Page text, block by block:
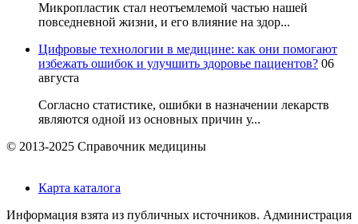
Микропластик стал неотъемлемой частью нашей
повседневной жизни, и его влияние на здор...
Цифровые технологии в медицине: как они помогают
избежать ошибок и улучшить здоровье пациентов? 06
августа
Согласно статистике, ошибки в назначении лекарств
являются одной из основных причин у...
© 2013-2025 Справочник медицины
Карта каталога
Информация взята из публичных источников. Администрация